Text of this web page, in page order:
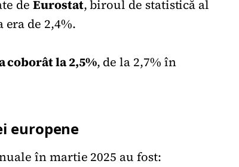
deEurostat, biroul de statistică al
de 2,4%.
coborât la 2,5%, de la 2,7% în
europene
în martie 2025 au fost: